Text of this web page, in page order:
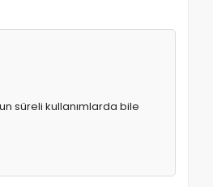
süreli kullanımlarda bile